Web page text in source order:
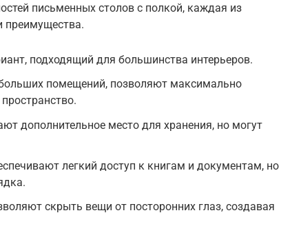
письменных столов с полкой, каждая из
преимущества.
подходящий для большинства интерьеров.
помещений, позволяют максимально
дополнительное место для хранения, но могут
легкий доступ к книгам и документам, но
скрыть вещи от посторонних глаз, создавая